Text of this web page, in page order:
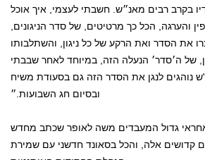
בקרב רבים מאנ״ש. חשבתי לעצמי, איך אוכל
והערגה, הכל כך מרטיטים, של סדר הניגונים,
את הסדר ואת הרקע של כל ניגון, והשתלבותו
של ה׳סדר׳ הנעלה הזה, במיוחד לאחר שבבתי
נוהגים לנגן את הסדר הזה גם בסעודת משיח
ובסיום חג השבועות.״
גדול המעבדים משה לאופר שכתב מחדש
קדושים אלה, והכל בסאונד חדשני עם שמירת